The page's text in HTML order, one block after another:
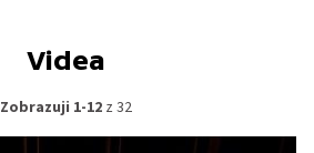
Videa
Zobrazuji 1-12z 32